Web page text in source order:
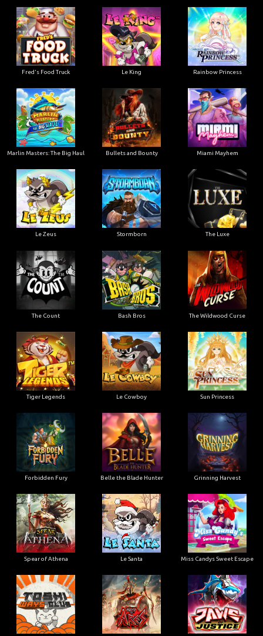
Fred's Food Truck Le King Rainbow Princess
Marlin Masters: The Big Haul Bullets and Bounty Miami Mayhem
Le Zeus Stormborn The Luxe
The Count Bash Bros The Wildwood Curse
Tiger Legends Le Cowboy Sun Princess
Forbidden Fury Belle the Blade Hunter Grinning Harvest
Spear of Athena Le Santa Miss Candys Sweet Escape